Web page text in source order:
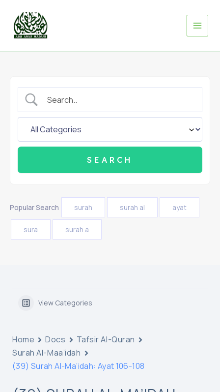
content
Popular Search surah surah al ayat
sura surah a
View Categories
Home Docs
Tafsir Al-Quran
Surah Al-Maa’idah
(39) Surah Al-Ma’idah: Ayat 106-108